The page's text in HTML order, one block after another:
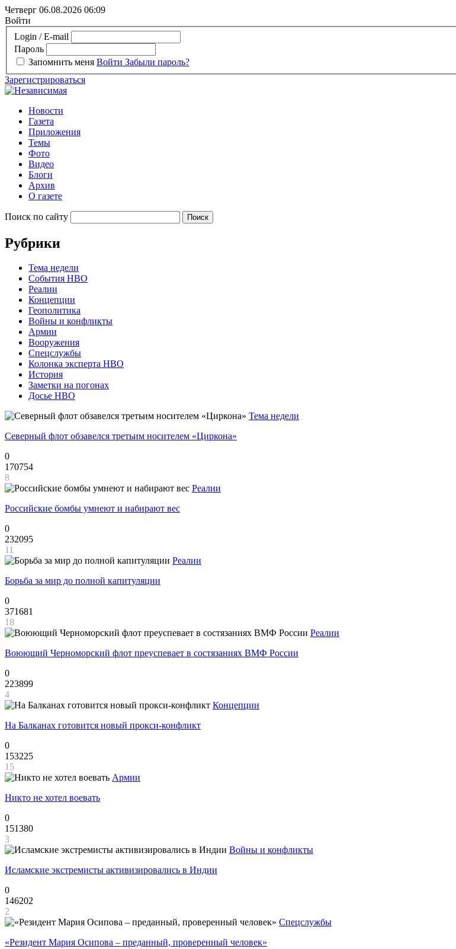
Четверг 06.08.2026 06:09
Войти
Login / E-mail
Пароль
Запомнить меня Войти Забыли пароль?
Зарегистрироваться
Новости
Газета
Приложения
Темы
Фото
Видео
Блоги
Архив
О газете
Поиск по сайту
Рубрики
Тема недели
События НВО
Реалии
Концепции
Геополитика
Войны и конфликты
Армии
Вооружения
Спецслужбы
Колонка эксперта НВО
История
Заметки на погонах
Досье НВО
Тема недели
Северный флот обзавелся третьим носителем «Циркона»
0
170754
8
Реалии
Российские бомбы умнеют и набирают вес
0
232095
11
Реалии
Борьба за мир до полной капитуляции
0
371681
18
Реалии
Воюющий Черноморский флот преуспевает в состязаниях ВМФ России
0
223899
4
Концепции
На Балканах готовится новый прокси-конфликт
0
153225
15
Армии
Никто не хотел воевать
0
151380
3
Войны и конфликты
Исламские экстремисты активизировались в Индии
0
146202
2
Спецслужбы
«Резидент Мария Осипова – преданный, проверенный человек»